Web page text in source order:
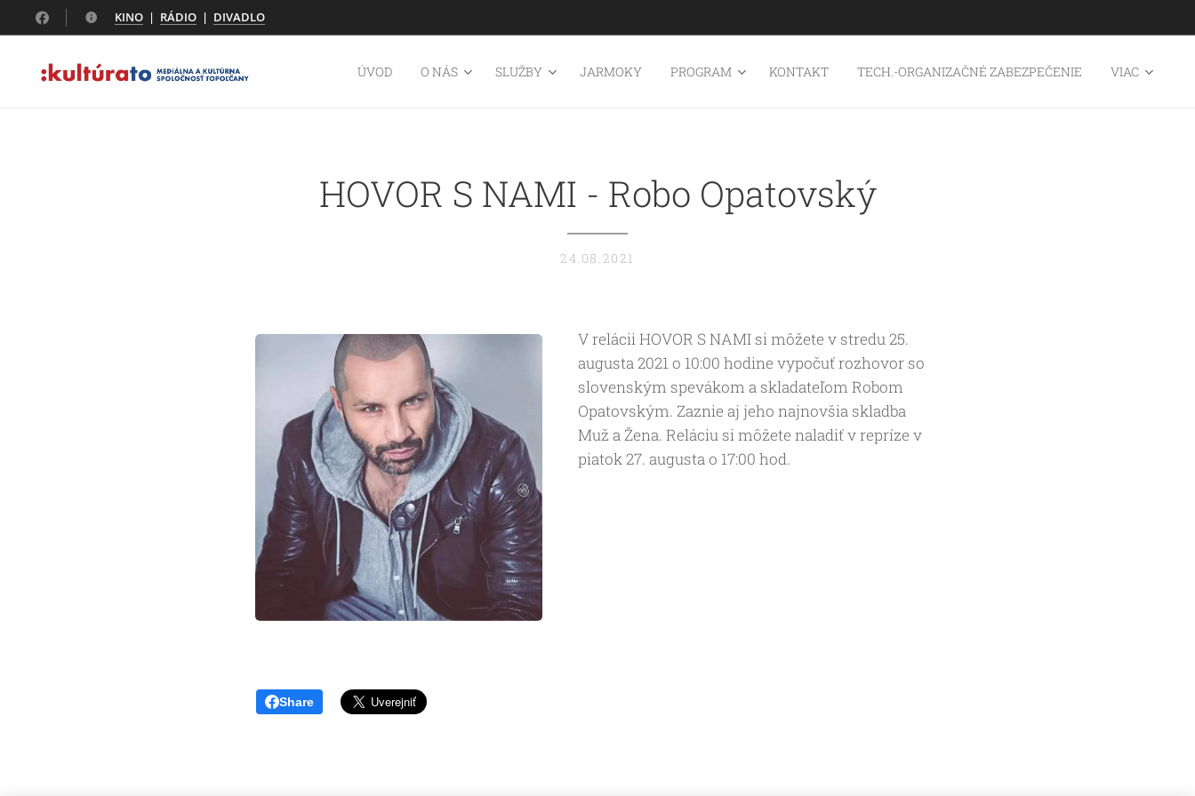
KINO | RÁDIO | DIVADLO
ÚVOD O NÁS SLUŽBY JARMOKY PROGRAM KONTAKT TECH.-ORGANIZAČNÉ ZABEZPEČENIE VIAC
HOVOR S NAMI - Robo Opatovský
24.08.2021
V relácii HOVOR S NAMI si môžete v stredu 25.
augusta 2021 o 10:00 hodine vypočuť rozhovor so
slovenským spevákom a skladateľom Robom
Opatovským. Zaznie aj jeho najnovšia skladba
Muž a Žena. Reláciu si môžete naladiť v repríze v
piatok 27. augusta o 17:00 hod.
Share